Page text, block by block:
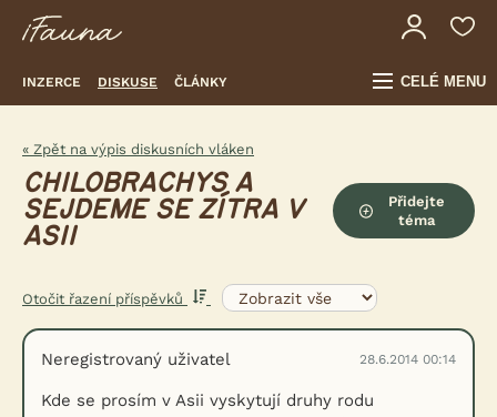
INZERCE DISKUSE ČLÁNKY CELÉ MENU
« Zpět na výpis diskusních vláken
CHILOBRACHYS A
SEJDEME SE ZÍTRA V
ASII
Přidejte
téma
Otočit řazení příspěvků
Neregistrovaný uživatel 28.6.2014 00:14
Kde se prosím v Asii vyskytují druhy rodu